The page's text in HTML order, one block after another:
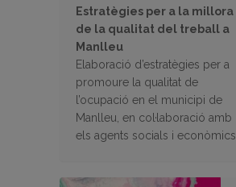
Estratègies per a la millora
de la qualitat del treball a
Manlleu
Elaboració d’estratègies per a
promoure la qualitat de
l’ocupació en el municipi de
Manlleu, en col·laboració amb
els agents socials i econòmics